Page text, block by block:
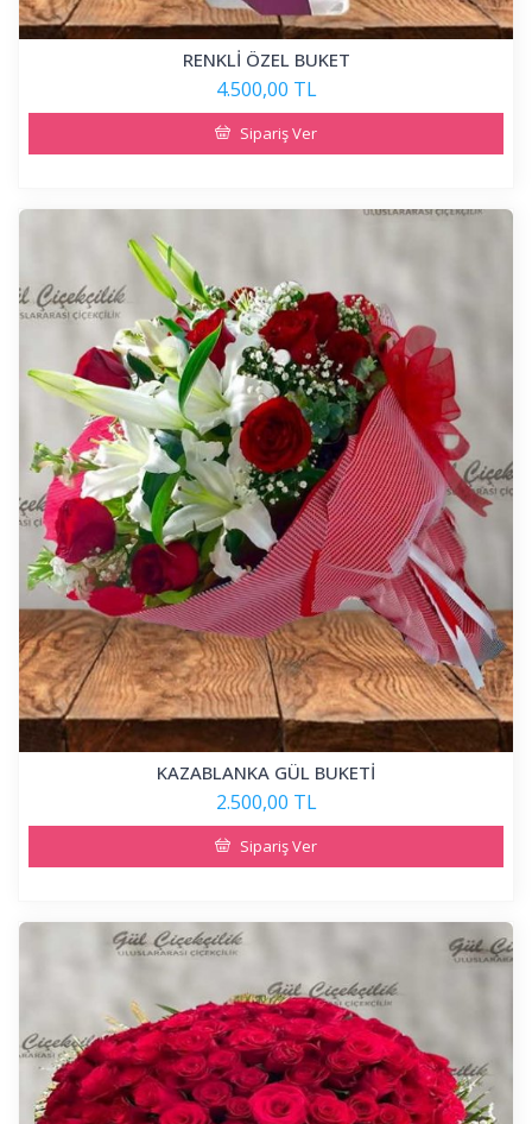
RENKLİ ÖZEL BUKET
4.500,00 TL
Sipariş Ver
KAZABLANKA GÜL BUKETİ
2.500,00 TL
Sipariş Ver